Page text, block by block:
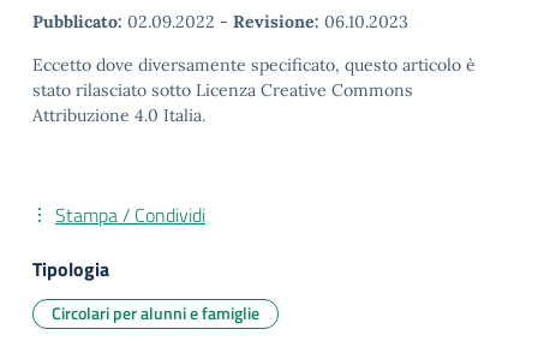
Pubblicato: 02.09.2022 - Revisione: 06.10.2023
Eccetto dove diversamente specificato, questo articolo è
stato rilasciato sotto Licenza Creative Commons
Attribuzione 4.0 Italia.
Stampa / Condividi
Tipologia
Circolari per alunni e famiglie